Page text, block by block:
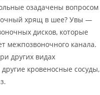
озадачены вопросом
хрящ в шее? Увы —
дисков, которые
межпозвоночного канала.
других видах
кровеносные сосуды,